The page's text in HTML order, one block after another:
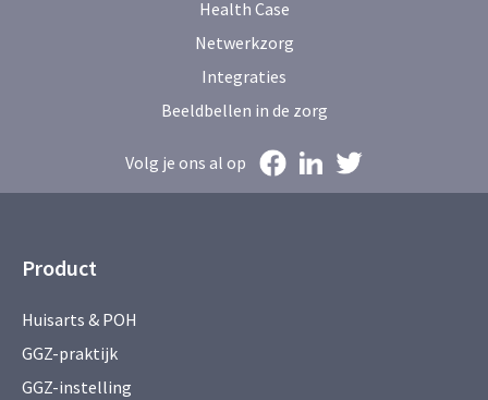
Health Case
Netwerkzorg
Integraties
Beeldbellen in de zorg
Volg je ons al op
Product
Huisarts & POH
GGZ-praktijk
GGZ-instelling